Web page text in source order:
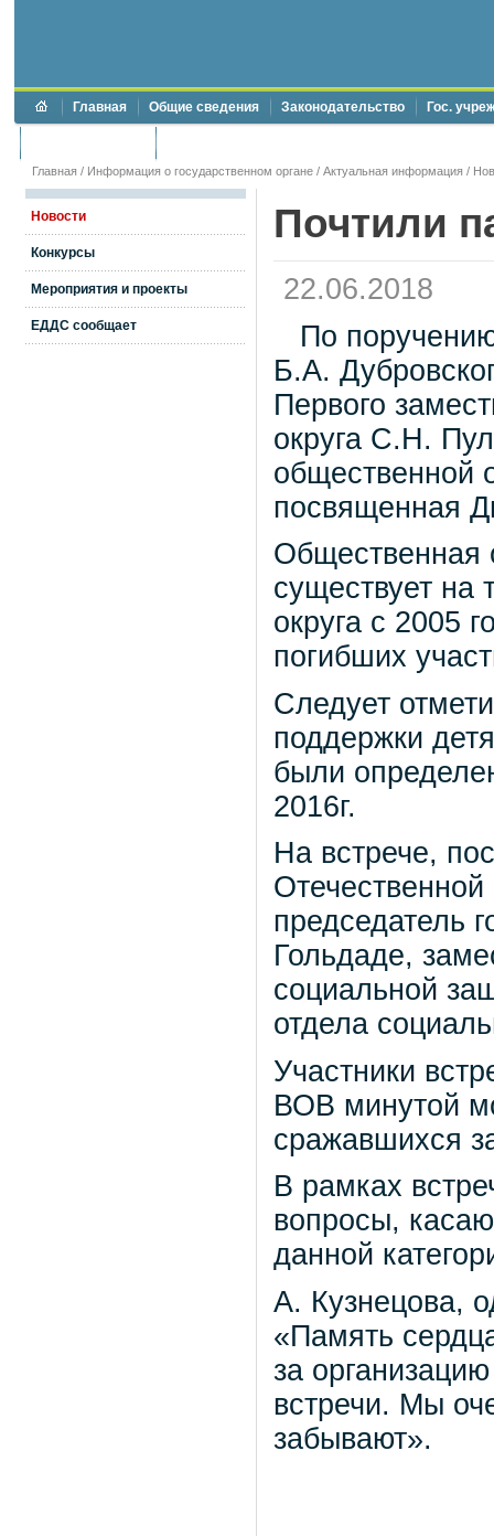
Главная Общие сведения Законодательство Гос.
Главная / Информация о государственном органе / Актуальная информация /
Новости
Конкурсы
Мероприятия и проекты
ЕДДС сообщает
Почтили
22.06.2018
По поручению
Б.А.
Первого
округа С.Н.
общественной
посвященная
Общественная
существует на
округа с 2005
погибших
Следует
поддержки
были
2016г.
На встрече,
председатель
Гольдаде,
социальной
отдела
Участники
ВОВ минутой
сражавшихся
В рамках
вопросы,
данной
А. Кузнецова,
«Память
за
встречи. Мы
забывают».